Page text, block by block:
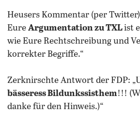
Heusers Kommentar (per
Eure Argumentation zu TXList
wie Eure Rechtschreibung und
korrekter Begriffe.“
Zerknirschte Antwort der FDP:
bässeress Bildunkssisthem!!!
danke für den Hinweis.)“